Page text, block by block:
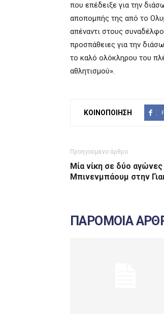
που επέδειξε για την
αποπομπής της από το
απέναντι στους
προσπάθειες για την
το καλό ολόκληρου του
αθλητισμού».
ΚΟΙΝΟΠΟΙΗΣΗ
Προηγούμενο άρθρο
Μία νίκη σε δύο αγώνες
Μπινενμπάουμ στην
ΠΑΡΟΜΟΙΑ